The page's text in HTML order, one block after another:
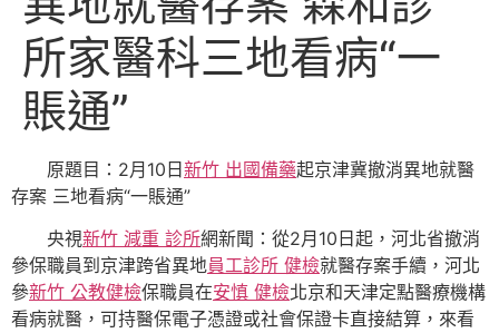
所家醫科三地看病“一
賬通”
原題目：2月10日 新竹 出國備藥起京津冀撤消異地就醫
存案 三地看病“一賬通”
央視新竹 減重 診所網新聞：從2月10日起，河北省撤消
參保職員到京津跨省異地員工診所 健檢就醫存案手續，河北
參新竹 公教健檢保職員在安慎 健檢北京和天津定點醫療機構
看病就醫，可持醫保電子憑證或社會保證卡直接結算，來看